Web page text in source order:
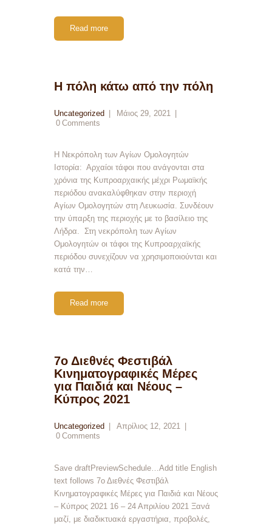
Read more
Η πόλη κάτω από την πόλη
Uncategorized
Μάιος 29, 2021
0 Comments
Η Νεκρόπολη των Αγίων Ομολογητών
Ιστορία: Αρχαίοι τάφοι που ανάγονται στα
χρόνια της Κυπροαρχαικής μέχρι Ρωμαϊκής
περιόδου ανακαλύφθηκαν στην περιοχή
Αγίων Ομολογητών στη Λευκωσία. Συνδέουν
την ύπαρξη της περιοχής με το βασίλειο της
Λήδρα. Στη νεκρόπολη των Αγίων
Ομολογητών οι τάφοι της Κυπροαρχαϊκής
περιόδου συνεχίζουν να χρησιμοποιούνται και
κατά την…
Read more
7ο Διεθνές Φεστιβάλ
Κινηματογραφικές Μέρες
για Παιδιά και Νέους –
Κύπρος 2021
Uncategorized
Απρίλιος 12, 2021
0 Comments
Save draftPreviewSchedule…Add title English
text follows 7ο Διεθνές Φεστιβάλ
Κινηματογραφικές Μέρες για Παιδιά και Νέους
– Κύπρος 2021 16 – 24 Απριλίου 2021 Ξανά
μαζί, με διαδικτυακά εργαστήρια, προβολές,